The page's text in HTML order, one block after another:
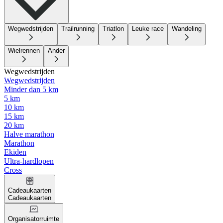
Wegwedstrijden Trailrunning Triatlon Leuke race Wandeling
Wielrennen Ander
Wegwedstrijden
Wegwedstrijden
Minder dan 5 km
5 km
10 km
15 km
20 km
Halve marathon
Marathon
Ekiden
Ultra-hardlopen
Cross
Cadeaukaarten
Cadeaukaarten
Organisatorruimte